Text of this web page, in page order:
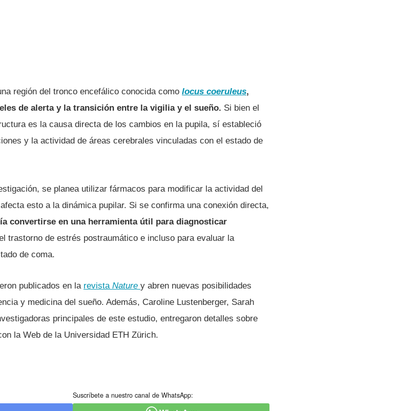
región del tronco encefálico conocida como locus coeruleus,
de alerta y la transición entre la vigilia y el sueño. Si bien el
es la causa directa de los cambios en la pupila, sí estableció
y la actividad de áreas cerebrales vinculadas con el estado de
se planea utilizar fármacos para modificar la actividad del
esto a la dinámica pupilar. Si se confirma una conexión directa,
convertirse en una herramienta útil para diagnosticar
trastorno de estrés postraumático e incluso para evaluar la
de coma.
publicados en la revista Nature y abren nuevas posibilidades
y medicina del sueño. Además, Caroline Lustenberger, Sarah
principales de este estudio, entregaron detalles sobre
la Web de la Universidad ETH Zürich.
Suscríbete a nuestro canal de WhatsApp: